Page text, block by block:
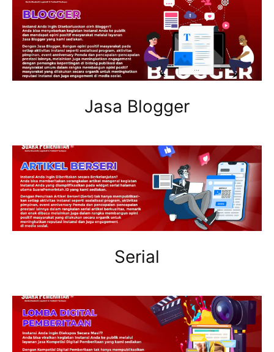
Jasa Blogger
Serial